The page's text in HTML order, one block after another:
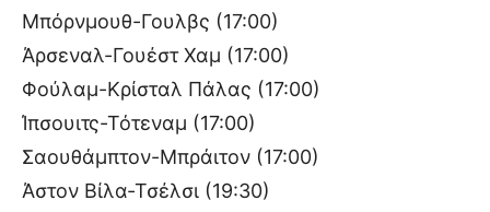
Μπόρνμουθ-Γουλβς (17:00)
Άρσεναλ-Γουέστ Χαμ (17:00)
Φούλαμ-Κρίσταλ Πάλας (17:00)
Ίπσουιτς-Τότεναμ (17:00)
Σαουθάμπτον-Μπράιτον (17:00)
Άστον Βίλα-Τσέλσι (19:30)